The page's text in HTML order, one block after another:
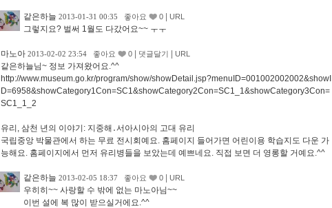
같은하늘 2013-01-31 00:35 좋아요 0 | URL
그렇지요? 벌써 1월도 다갔어요~~ ㅜㅜ
마노아 2013-02-02 23:54 좋아요 0 | 댓글달기 | URL
같은하늘님~ 정보 가져왔어요.^^
http://www.museum.go.kr/program/show/showDetail.jsp?menuID=001002002002&showI
D=6958&showCategory1Con=SC1&showCategory2Con=SC1_1&showCategory3Con=
SC1_1_2
유리, 삼천 년의 이야기: 지중해․서아시아의 고대 유리
국립중앙 박물관에서 하는 무료 전시회예요. 홈페이지 들어가면 어린이용 학습지도 다운 가
능해요. 홈페이지에서 먼저 유리병들을 보았는데 예쁘네요. 직접 보면 더 영롱할 거예요.^^
같은하늘 2013-02-05 18:37 좋아요 0 | URL
우히히~~ 사랑할 수 밖에 없는 마노아님~~
이번 설에 복 많이 받으실거에요.^^